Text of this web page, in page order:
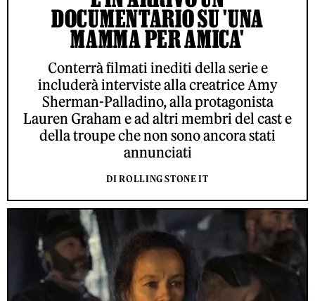
DOCUMENTARIO SU 'UNA
MAMMA PER AMICA'
Conterrà filmati inediti della serie e
includerà interviste alla creatrice Amy
Sherman-Palladino, alla protagonista
Lauren Graham e ad altri membri del cast e
della troupe che non sono ancora stati
annunciati
DI ROLLING STONE IT